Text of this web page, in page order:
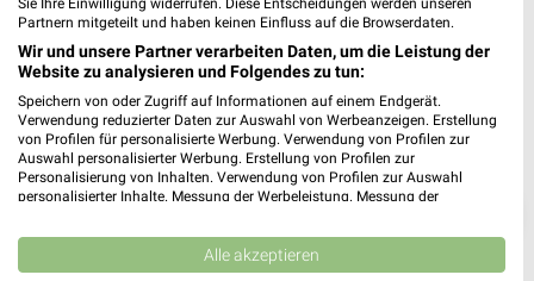
Sie Ihre Einwilligung widerrufen. Diese Entscheidungen werden unseren
Partnern mitgeteilt und haben keinen Einfluss auf die Browserdaten.
Wir und unsere Partner verarbeiten Daten, um die Leistung der
Website zu analysieren und Folgendes zu tun:
Speichern von oder Zugriff auf Informationen auf einem Endgerät.
Verwendung reduzierter Daten zur Auswahl von Werbeanzeigen. Erstellung
von Profilen für personalisierte Werbung. Verwendung von Profilen zur
Auswahl personalisierter Werbung. Erstellung von Profilen zur
Personalisierung von Inhalten. Verwendung von Profilen zur Auswahl
personalisierter Inhalte. Messung der Werbeleistung. Messung der
Kombinationen von Daten aus verschiedenen Quellen. Entwicklung und
Verbesserung der Angebote. Verwendung reduzierter Daten zur Auswahl
von Inhalten.
Alle akzeptieren